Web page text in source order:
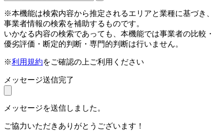
※本機能は検索内容から推定されるエリアと業種に基づき、
事業者情報の検索を補助するものです。
いかなる内容の検索であっても、本機能では事業者の比較・
優劣評価・断定的判断・専門的判断は行いません。
※利用規約をご確認の上ご利用ください
メッセージ送信完了
メッセージを送信しました。
ご協力いただきありがとうございます！